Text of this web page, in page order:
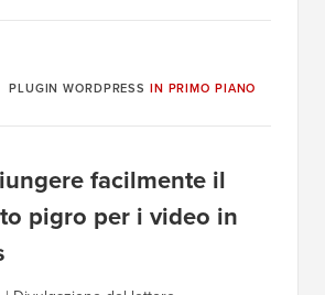
PLUGIN WORDPRESS IN PRIMO PIANO
facilmente il
pigro per i video in